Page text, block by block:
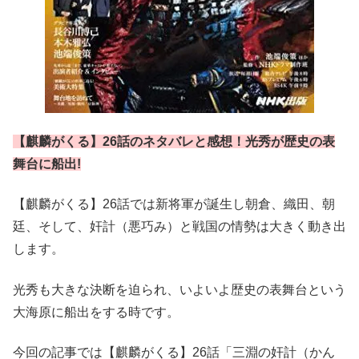
【麒麟がくる】26話のネタバレと感想！光秀が歴史の表
舞台に船出!
【麒麟がくる】26話では新将軍が誕生し朝倉、織田、朝
廷、そして、奸計（悪巧み）と戦国の情勢は大きく動き出
します。
光秀も大きな決断を迫られ、いよいよ歴史の表舞台という
大海原に船出をする時です。
今回の記事では【麒麟がくる】26話「三淵の奸計（かん